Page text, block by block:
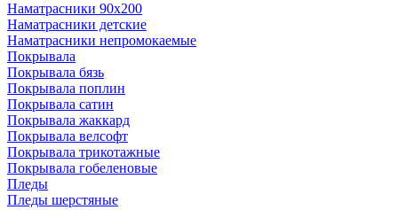
Наматрасники 90х200
Наматрасники детские
Наматрасники непромокаемые
Покрывала
Покрывала бязь
Покрывала поплин
Покрывала сатин
Покрывала жаккард
Покрывала велсофт
Покрывала трикотажные
Покрывала гобеленовые
Пледы
Пледы шерстяные